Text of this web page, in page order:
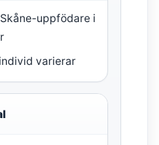
uppfödare i
varierar